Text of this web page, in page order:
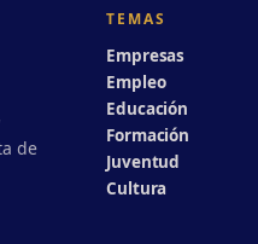
de
TEMAS
Empresas
Empleo
Educación
Formación
Juventud
Cultura